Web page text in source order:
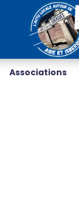
Associations